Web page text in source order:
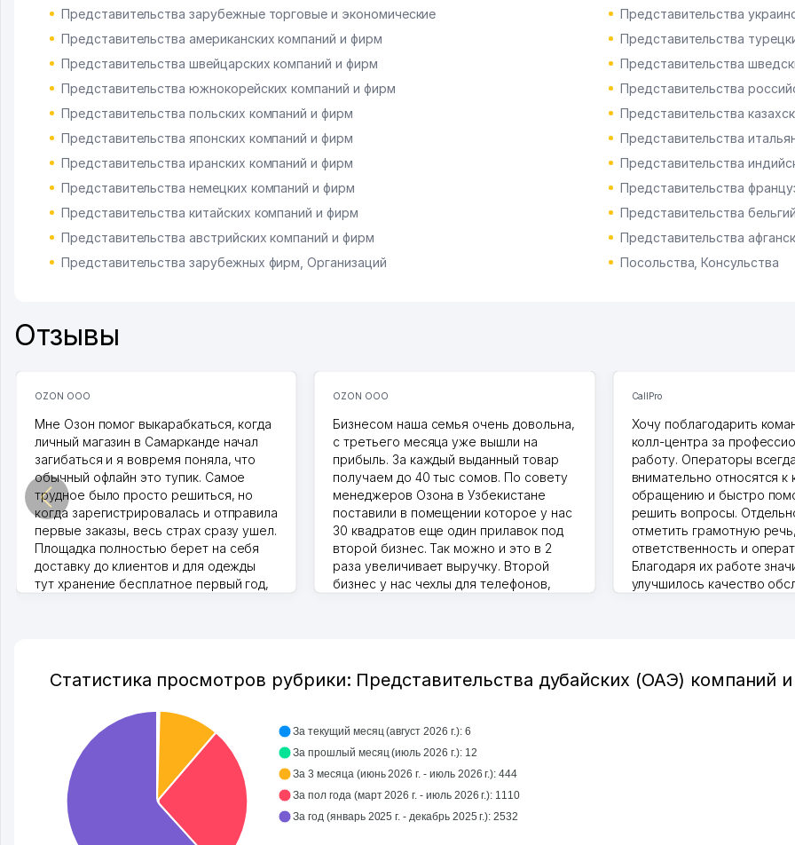
Представительства зарубежные торговые и экономические
Представительства
Представительства американских компаний и фирм
Представительства
Представительства швейцарских компаний и фирм
Представительства
Представительства южнокорейских компаний и фирм
Представительства
Представительства польских компаний и фирм
Представительства
Представительства японских компаний и фирм
Представительства
Представительства иранских компаний и фирм
Представительства
Представительства немецких компаний и фирм
Представительства
Представительства китайских компаний и фирм
Представительства
Представительства австрийских компаний и фирм
Представительства
Представительства зарубежных фирм, Организаций
Посольства, Консульства
Отзывы
OZON ООО
Мне Озон помог выкарабкаться, когда
личный магазин в Самарканде начал
загибаться и я вовремя поняла, что
обычный офлайн это тупик. Самое
трудное было просто решиться, но
когда зарегистрировалась и отправила
первые заказы, весь страх сразу ушел.
Площадка полностью берет на себя
доставку до клиентов и для одежды
тут хранение бесплатное первый год,
по Узбекистану брали, но вяло.
Удалось раскрутиться, дальше
Hamida 03.08.2026 12:45:39
OZON ООО
Бизнесом наша семья очень довольна,
с третьего месяца уже вышли на
прибыль. За каждый выданный товар
получаем до 40 тыс сомов. По совету
менеджеров Озона в Узбекистане
поставили в помещении которое у нас
30 квадратов еще один прилавок под
второй бизнес. Так можно и это в 2
раза увеличивает выручку. Второй
бизнес у нас чехлы для телефонов,
CallPro
Хочу поблагодарить
колл-центра за
работу. Операторы
внимательно относятся к
обращению и быстро
решить вопросы.
отметить грамотную
ответственность и
Благодаря их работе
улучшилось качество
Статистика просмотров рубрики: Представительства дубайских (ОАЭ) компаний
За текущий месяц (август 2026 г.): 6
За прошлый месяц (июль 2026 г.): 12
За 3 месяца (июнь 2026 г. - июль 2026 г.): 444
За пол года (март 2026 г. - июль 2026 г.): 1110
За год (январь 2025 г. - декабрь 2025 г.): 2532